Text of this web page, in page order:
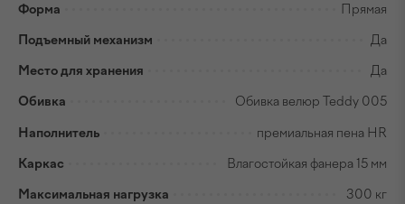
Форма Прямая
Подъемный механизм Да
Место для хранения Да
Обивка Обивка велюр Teddy 005
Наполнитель премиальная пена HR
Каркас Влагостойкая фанера 15 мм
Максимальная нагрузка 300 кг